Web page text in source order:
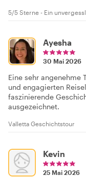
5/5 Sterne - Ein
Ayesha
30 Mai 2026
Eine sehr angenehme
und engagierten
faszinierende
ausgezeichnet.
Valletta Geschichtstour
Kevin
25 Mai 2026